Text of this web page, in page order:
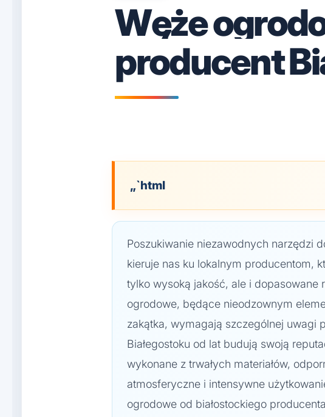
Węże
producent
„`html
Poszukiwanie niezawodnych narzędzi
kieruje nas ku lokalnym producentom,
tylko wysoką jakość, ale i dopasowane
ogrodowe, będące nieodzownym
zakątka, wymagają szczególnej uwagi
Białegostoku od lat budują swoją
wykonane z trwałych materiałów,
atmosferyczne i intensywne
ogrodowe od białostockiego